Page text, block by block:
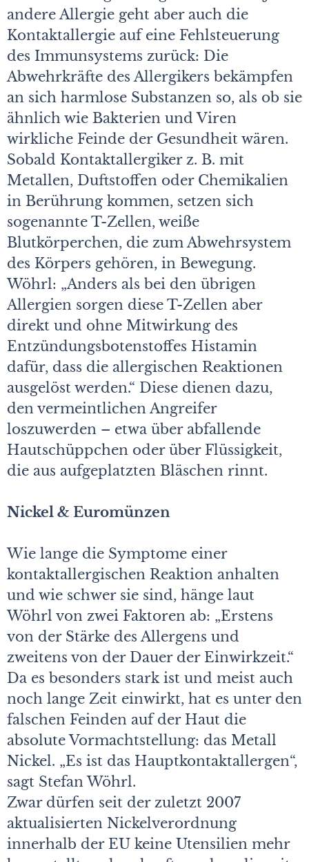
andere Allergie geht aber auch die
Kontaktallergie auf eine Fehlsteuerung
des Immunsystems zurück: Die
Abwehrkräfte des Allergikers bekämpfen
an sich harmlose Substanzen so, als ob sie
ähnlich wie Bakterien und Viren
wirkliche Feinde der Gesundheit wären.
Sobald Kontaktallergiker z. B. mit
Metallen, Duftstoffen oder Chemikalien
in Berührung kommen, setzen sich
sogenannte T-Zellen, weiße
Blutkörperchen, die zum Abwehrsystem
des Körpers gehören, in Bewegung.
Wöhrl: „Anders als bei den übrigen
Allergien sorgen diese T-Zellen aber
direkt und ohne Mitwirkung des
Entzündungsbotenstoffes Histamin
dafür, dass die allergischen Reaktionen
ausgelöst werden.“ Diese dienen dazu,
den vermeintlichen Angreifer
loszuwerden – etwa über abfallende
Hautschüppchen oder über Flüssigkeit,
die aus aufgeplatzten Bläschen rinnt.
Nickel & Euromünzen
Wie lange die Symptome einer
kontaktallergischen Reaktion anhalten
und wie schwer sie sind, hänge laut
Wöhrl von zwei Faktoren ab: „Erstens
von der Stärke des Allergens und
zweitens von der Dauer der Einwirkzeit.“
Da es besonders stark ist und meist auch
noch lange Zeit einwirkt, hat es unter den
falschen Feinden auf der Haut die
absolute Vormachtstellung: das Metall
Nickel. „Es ist das Hauptkontaktallergen“,
sagt Stefan Wöhrl.
Zwar dürfen seit der zuletzt 2007
aktualisierten Nickelverordnung
innerhalb der EU keine Utensilien mehr